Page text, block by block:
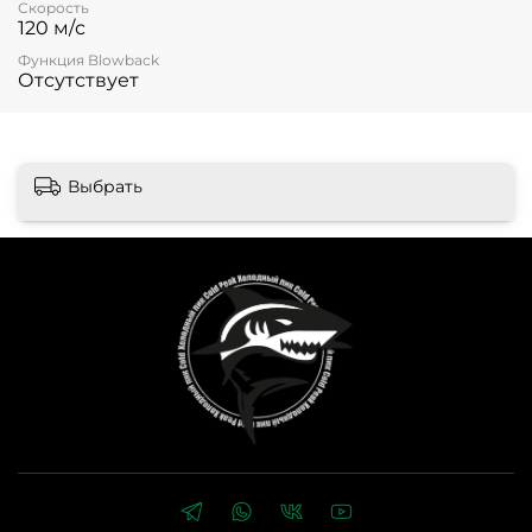
Скорость
120 м/с
Функция Blowback
Отсутствует
Выбрать